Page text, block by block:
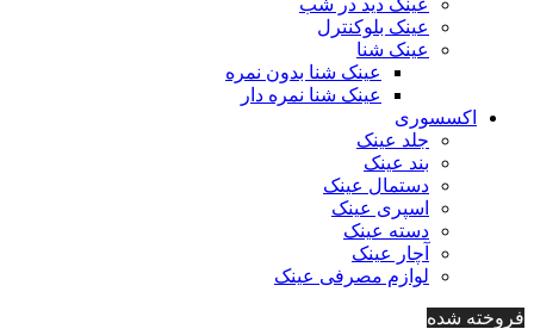
عینک دید در شب
عینک بلوکنترل
عینک شنا
عینک شنا بدون نمره
عینک شنا نمره دار
اکسسوری
جلد عینک
بند عینک
دستمال عینک
اسپری عینک
دسته عینک
آچار عینک
لوازم مصرفی عینک
فروخته شده